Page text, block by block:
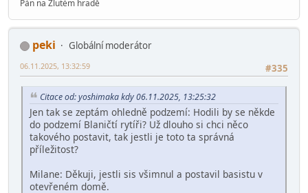
Pán na Žlutém hradě
peki
Globální moderátor
#335
06.11.2025, 13:32:59
Citace od: yoshimaka kdy 06.11.2025, 13:25:32
Jen tak se zeptám ohledně podzemí: Hodili by se někde
do podzemí Blaničtí rytíři? Už dlouho si chci něco
takového postavit, tak jestli je toto ta správná
příležitost?
Milane: Děkuji, jestli sis všimnul a postavil basistu v
otevřeném domě.